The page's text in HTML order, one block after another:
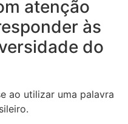
atenção
às
do
ao utilizar uma palavra